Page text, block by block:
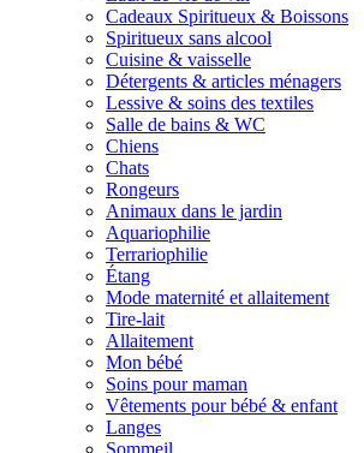
Cadeaux Spiritueux & Boissons
Spiritueux sans alcool
Cuisine & vaisselle
Détergents & articles ménagers
Lessive & soins des textiles
Salle de bains & WC
Chiens
Chats
Rongeurs
Animaux dans le jardin
Aquariophilie
Terrariophilie
Étang
Mode maternité et allaitement
Tire-lait
Allaitement
Mon bébé
Soins pour maman
Vêtements pour bébé & enfant
Langes
Sommeil